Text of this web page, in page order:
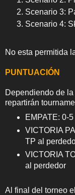
Scenario 3:
Scenario 4:
No esta permitida
PUNTUACIÓN
Dependiendo de
repartirán
EMPATE: 0-
VICTORIA
TP al
VICTORIA
al perdedor
Al final del torneo